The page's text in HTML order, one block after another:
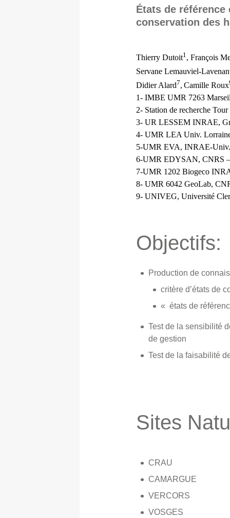
États de référence
conservation des
Thierry Dutoit1 , François
Servane Lemauviel-
Didier Alard7, Camille Roux
1- IMBE UMR 7263
2- Station de recherche
3- UR LESSEM INRAE,
4- UMR LEA Univ.
5-UMR EVA, INRAE-Univ.
6-UMR EDYSAN, CNRS
7-UMR 1202 Biogeco
8- UMR 6042 GeoLab,
9- UNIVEG, Université
Objectifs:
Production de
critère d’états de
« états de
Test de la sensibilité
de gestion
Test de la faisabilité
Sites
CRAU
CAMARGUE
VERCORS
VOSGES